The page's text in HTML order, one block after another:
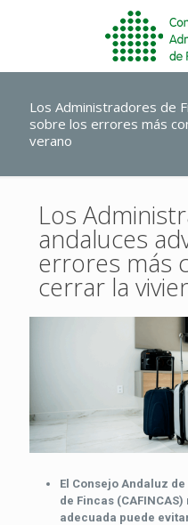
Los Administradores de
sobre los errores más
verano
Los
andaluces
errores más
cerrar la
El Consejo Andaluz
de Fincas
adecuada puede